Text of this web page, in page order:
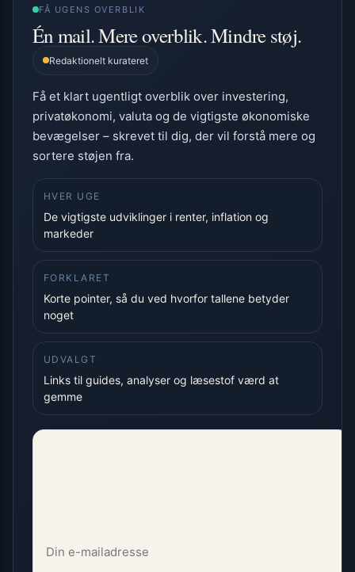
FÅ UGENS OVERBLIK
Én mail. Mere overblik. Mindre støj.
Redaktionelt kurateret
Få et klart ugentligt overblik over investering,
privatøkonomi, valuta og de vigtigste økonomiske
bevægelser – skrevet til dig, der vil forstå mere og
sortere støjen fra.
HVER UGE
De vigtigste udviklinger i renter, inflation og
markeder
FORKLARET
Korte pointer, så du ved hvorfor tallene betyder
noget
UDVALGT
Links til guides, analyser og læsestof værd at
gemme